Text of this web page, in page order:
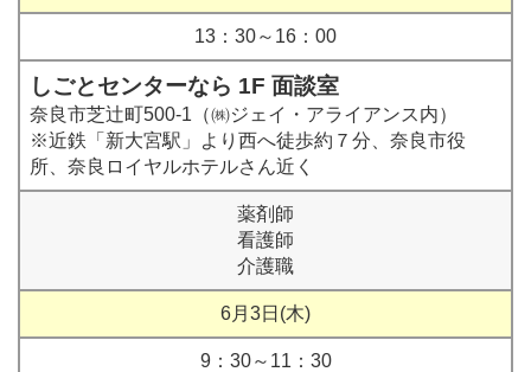
13：30～16：00
しごとセンターなら 1F 面談室
奈良市芝辻町500-1（㈱ジェイ・アライアンス内）
※近鉄「新大宮駅」より西へ徒歩約７分、奈良市役
所、奈良ロイヤルホテルさん近く
薬剤師
看護師
介護職
6月3日(木)
9：30～11：30